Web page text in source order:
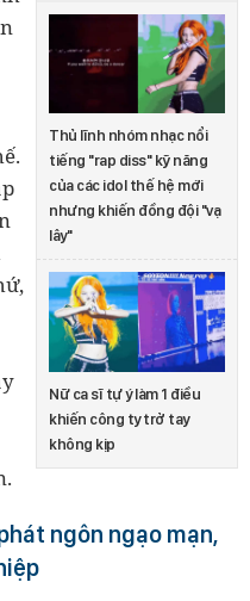
Thủ lĩnh nhóm nhạc nổi
tiếng "rap diss" kỹ năng
của các idol thế hệ mới
nhưng khiến đồng đội "vạ
lây"
Nữ ca sĩ tự ý làm 1 điều
khiến công ty trở tay
không kịp
ngôn ngạo mạn,